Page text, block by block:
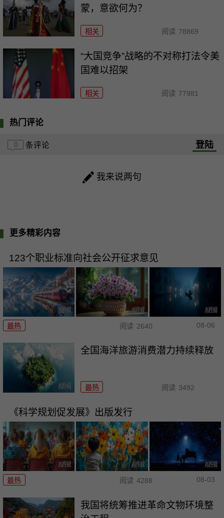
蒙，意欲何为？
相关 阅读 78869
“大国竞争”战略的不对称打法令美
国难以招架
相关 阅读 77981
热门评论
0 条评论 登陆
我来说两句
更多精彩内容
123个职业标准向社会公开征求意见
最热 阅读 2640 08-06
全国海洋旅游消费潜力持续释放
最热 阅读 3492
《科学规划促发展》出版发行
最热 阅读 4288 08-03
我国将统筹推进革命文物环境整